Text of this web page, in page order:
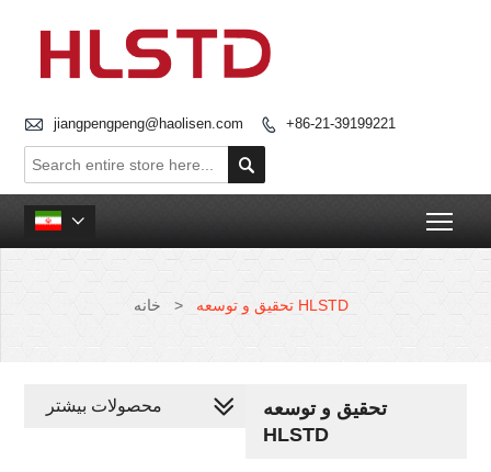
 jiangpengpeng@haolisen.com  +86-21-39199221


خانه > تحقیق و توسعه HLSTD
تحقیق و توسعه
HLSTD
محصولات بیشتر